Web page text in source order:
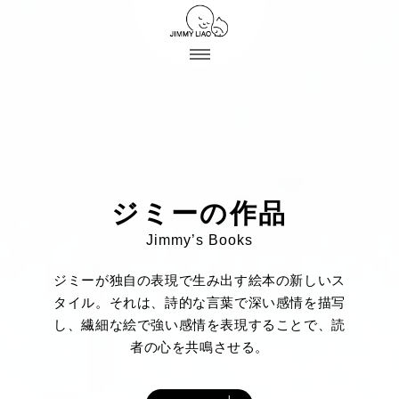
ジミーの作品
Jimmy’s Books
ジミーが独自の表現で生み出す絵本の新しいス
タイル。それは、詩的な言葉で深い感情を描写
し、繊細な絵で強い感情を表現することで、読
者の心を共鳴させる。